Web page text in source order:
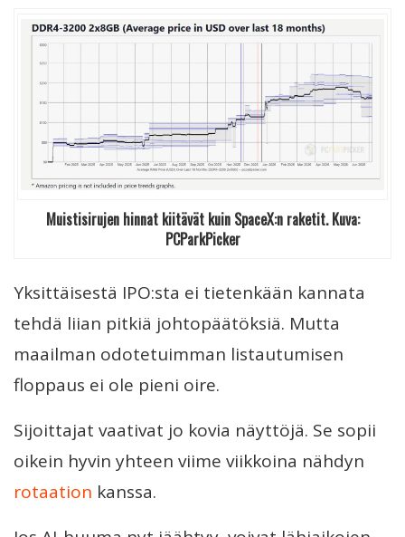
Muistisirujen hinnat kiitävät kuin SpaceX:n raketit. Kuva:
PCParkPicker
Yksittäisestä IPO:sta ei tietenkään kannata
tehdä liian pitkiä johtopäätöksiä. Mutta
maailman odotetuimman listautumisen
floppaus ei ole pieni oire.
Sijoittajat vaativat jo kovia näyttöjä. Se sopii
oikein hyvin yhteen viime viikkoina nähdyn
rotaation kanssa.